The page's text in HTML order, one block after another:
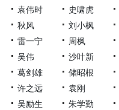
袁伟时
史啸虎
秋风
刘小枫
雷一宁
周枫
吴伟
沙叶新
葛剑雄
储昭根
许之远
袁刚
吴励生
朱学勤